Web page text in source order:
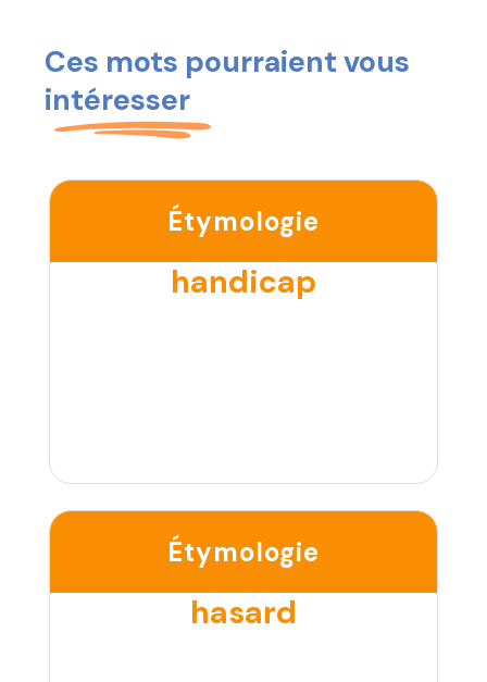
Ces mots pourraient vous
intéresser
Étymologie
handicap
Étymologie
hasard